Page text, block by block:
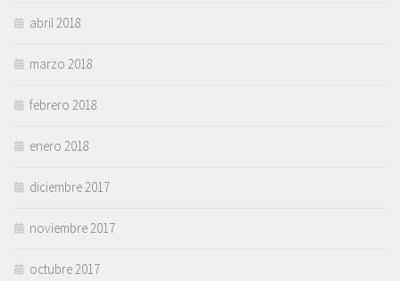
abril 2018
marzo 2018
febrero 2018
enero 2018
diciembre 2017
noviembre 2017
octubre 2017